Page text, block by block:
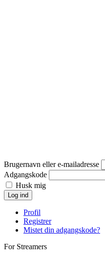
Brugernavn eller e-mailadresse
Adgangskode
Husk mig
Log ind
Profil
Registrer
Mistet din adgangskode?
For Streamers